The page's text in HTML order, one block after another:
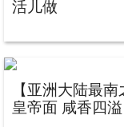
活儿做
【亚洲大陆最
皇帝面 咸香四溢